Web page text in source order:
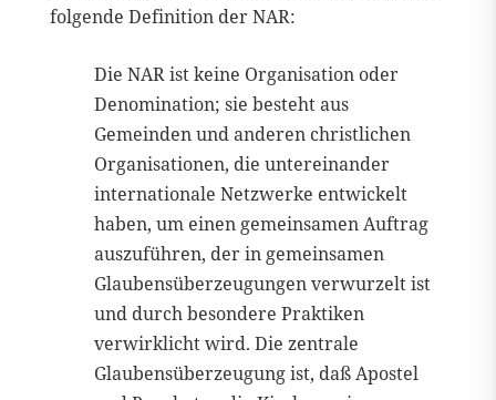
folgende Definition der NAR:
Die NAR ist keine Organisation oder
Denomination; sie besteht aus
Gemeinden und anderen christlichen
Organisationen, die untereinander
internationale Netzwerke entwickelt
haben, um einen gemeinsamen Auftrag
auszuführen, der in gemeinsamen
Glaubensüberzeugungen verwurzelt ist
und durch besondere Praktiken
verwirklicht wird. Die zentrale
Glaubensüberzeugung ist, daß Apostel